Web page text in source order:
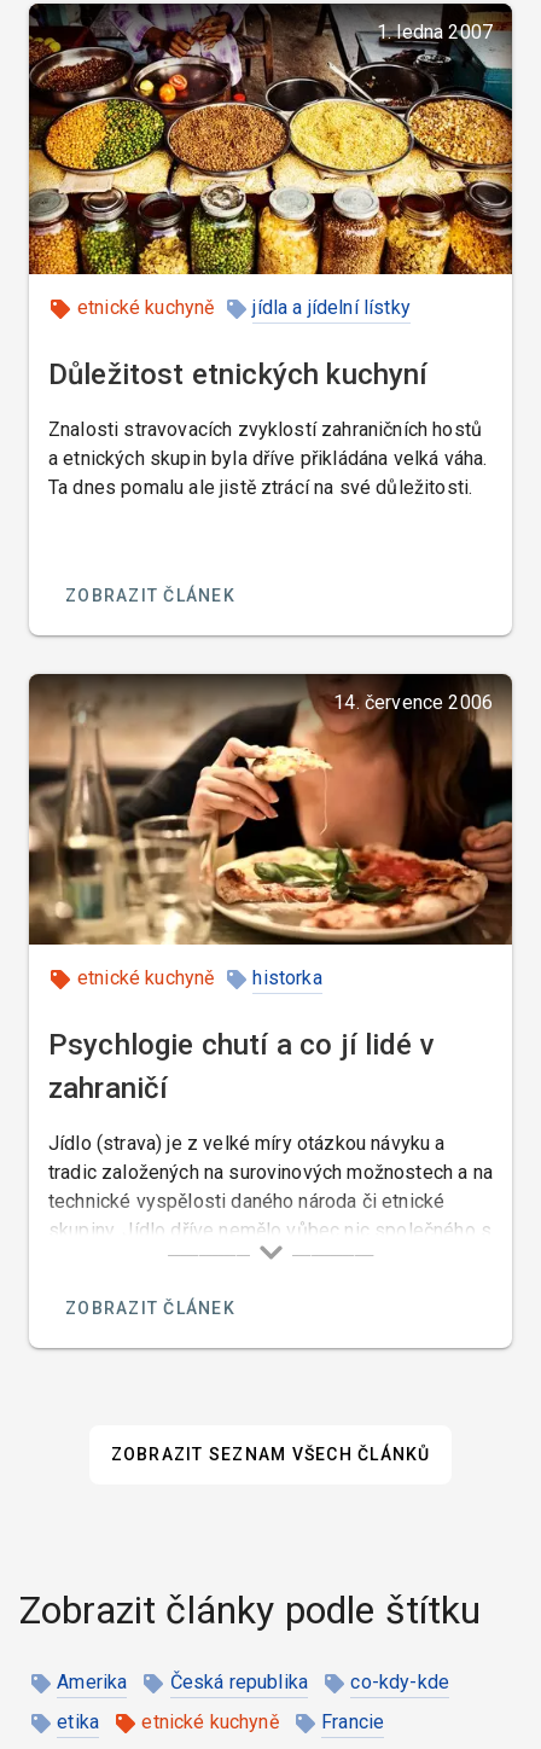
1. ledna 2007
etnické kuchyně
jídla a jídelní lístky
Důležitost etnických kuchyní
Znalosti stravovacích zvyklostí zahraničních hostů
a etnických skupin byla dříve přikládána velká váha.
Ta dnes pomalu ale jistě ztrácí na své důležitosti.
ZOBRAZIT ČLÁNEK
14. července 2006
etnické kuchyně
historka
Psychlogie chutí a co jí lidé v
zahraničí
Jídlo (strava) je z velké míry otázkou návyku a
tradic založených na surovinových možnostech a na
technické vyspělosti daného národa či etnické
skupiny. Jídlo dříve nemělo vůbec nic společného s
chutěmi a preferencemi. Ty přišly až později a
přikázáními či zdravotními předpisy.
ZOBRAZIT ČLÁNEK
ZOBRAZIT SEZNAM VŠECH ČLÁNKŮ
Zobrazit články podle štítku
Amerika Česká republika
co-kdy-kde
etika
etnické kuchyně
Francie